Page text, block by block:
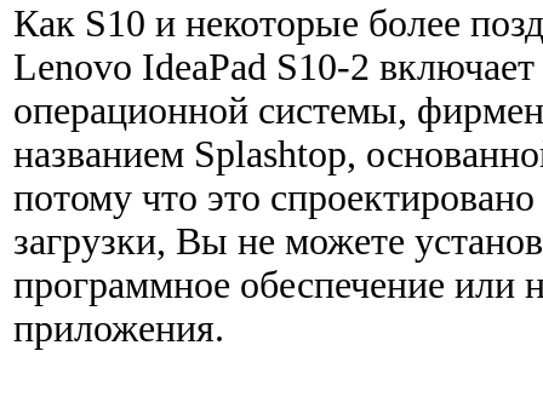
Как S10 и некоторые более
Lenovo IdeaPad S10-2
операционной системы,
названием Splashtop,
потому что это
загрузки, Вы не можете
программное обеспечение или
приложения.